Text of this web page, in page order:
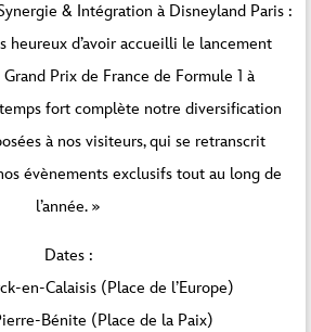
& Intégration à Disneyland Paris :
heureux d’avoir accueilli le lancement
Prix de France de Formule 1 à
fort complète notre diversification
à nos visiteurs, qui se retranscrit
évènements exclusifs tout au long de
l’année. »
Dates :
en-Calaisis (Place de l’Europe)
Bénite (Place de la Paix)